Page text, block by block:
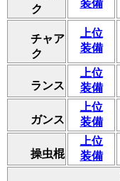
ク
装備
チャア
ク
上位
装備
ランス
上位
装備
ガンス
上位
装備
操虫棍
上位
装備